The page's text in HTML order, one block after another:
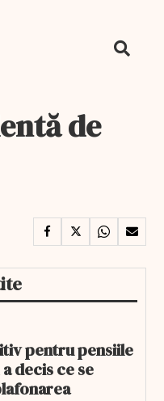
de
pentru pensiile
decis ce se